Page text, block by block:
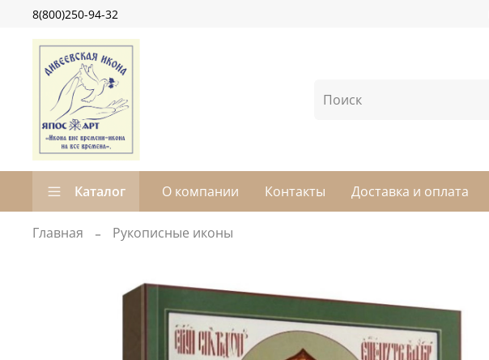
8(800)250-94-32
Каталог О компании Контакты Доставка и оплата
Главная Рукописные иконы